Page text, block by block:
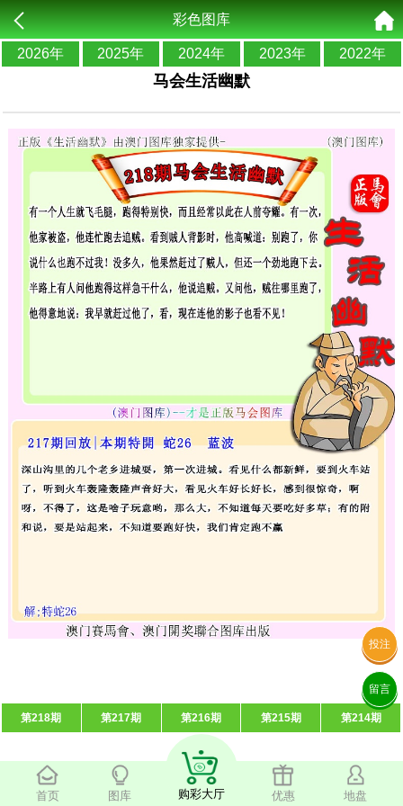
彩色图库
2026年 2025年 2024年 2023年 2022年
马会生活幽默
第218期 第217期 第216期 第215期 第214期
首页 图库 购彩大厅 优惠 地盘
投注
留言